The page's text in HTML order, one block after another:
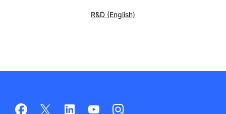
R&D (English)